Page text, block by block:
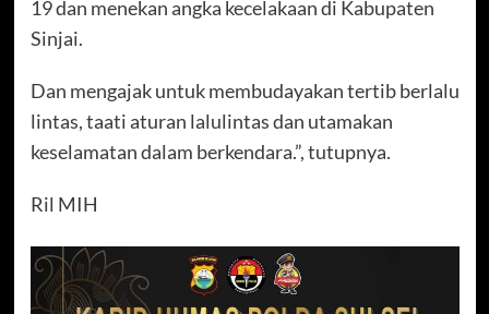
19 dan menekan angka kecelakaan di Kabupaten
Sinjai.
Dan mengajak untuk membudayakan tertib berlalu
lintas, taati aturan lalulintas dan utamakan
keselamatan dalam berkendara.”, tutupnya.
Ril MIH